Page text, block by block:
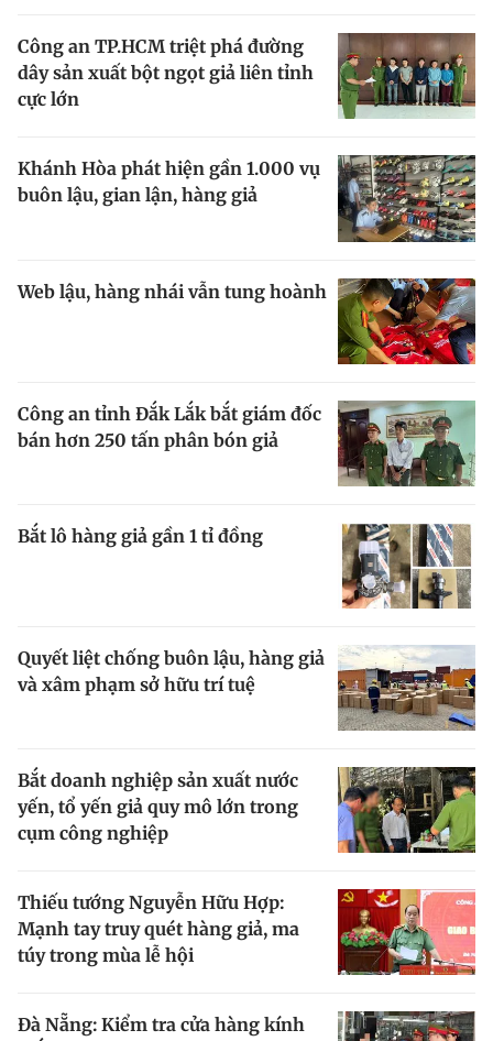
Công an TP.HCM triệt phá đường
dây sản xuất bột ngọt giả liên tỉnh
cực lớn
Khánh Hòa phát hiện gần 1.000 vụ
buôn lậu, gian lận, hàng giả
Web lậu, hàng nhái vẫn tung hoành
Công an tỉnh Đắk Lắk bắt giám đốc
bán hơn 250 tấn phân bón giả
Bắt lô hàng giả gần 1 tỉ đồng
Quyết liệt chống buôn lậu, hàng giả
và xâm phạm sở hữu trí tuệ
Bắt doanh nghiệp sản xuất nước
yến, tổ yến giả quy mô lớn trong
cụm công nghiệp
Thiếu tướng Nguyễn Hữu Hợp:
Mạnh tay truy quét hàng giả, ma
túy trong mùa lễ hội
Đà Nẵng: Kiểm tra cửa hàng kính